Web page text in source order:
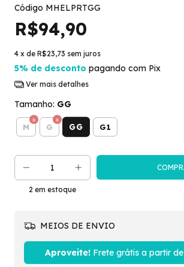
Código MHELPRTGG
R$94,90
4 x de R$23,73 sem juros
5% de desconto pagando com Pix
Ver mais detalhes
Tamanho: GG
M G GG G1
2em estoque
MEIOS DE ENVIO
Aproveite!Frete grátis a partir de